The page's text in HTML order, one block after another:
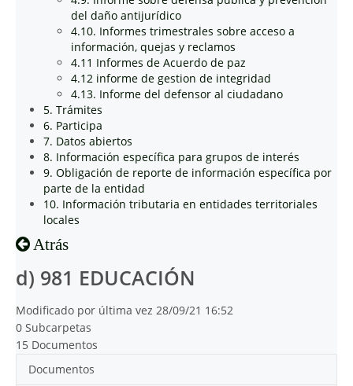
del daño antijurídico
4.10. Informes trimestrales sobre acceso a
información, quejas y reclamos
4.11 Informes de Acuerdo de paz
4.12 informe de gestion de integridad
4.13. Informe del defensor al ciudadano
5. Trámites
6. Participa
7. Datos abiertos
8. Información específica para grupos de interés
9. Obligación de reporte de información específica por
parte de la entidad
10. Información tributaria en entidades territoriales
locales
Atrás
d) 981 EDUCACIÓN
Modificado por última vez 28/09/21 16:52
0 Subcarpetas
15 Documentos
Documentos